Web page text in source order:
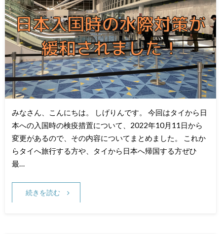
みなさん、こんにちは。 しげりんです。 今回はタイから日
本への入国時の検疫措置について、2022年10月11日から
変更があるので、その内容についてまとめました。 これか
らタイへ旅行する方や、タイから日本へ帰国する方ぜひ
最…
続きを読む